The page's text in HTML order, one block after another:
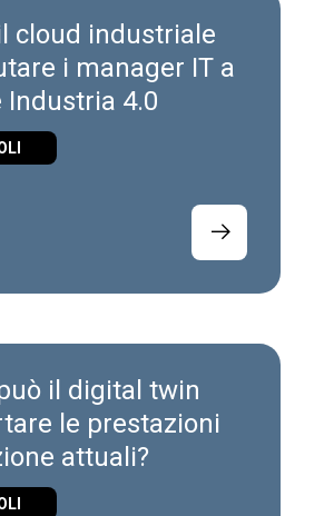
cloud industriale
i manager IT a
Industria 4.0
il digital twin
le prestazioni
attuali?